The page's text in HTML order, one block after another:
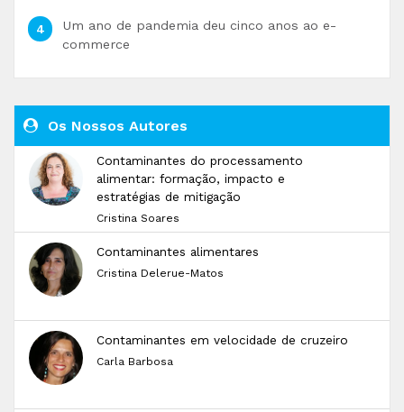
Um ano de pandemia deu cinco anos ao e-
commerce
Os Nossos Autores
Contaminantes do processamento
alimentar: formação, impacto e
estratégias de mitigação
Cristina Soares
Contaminantes alimentares
Cristina Delerue-Matos
Contaminantes em velocidade de cruzeiro
Carla Barbosa